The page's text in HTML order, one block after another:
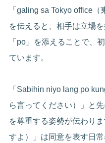
「galing sa Tokyo office
を伝えると、相手は立場
「po」を添えることで、
ています。
「Sabihin niyo lang po
ら言ってください）」と
を尊重する姿勢が伝わり
すよ）」は同意を表す日常